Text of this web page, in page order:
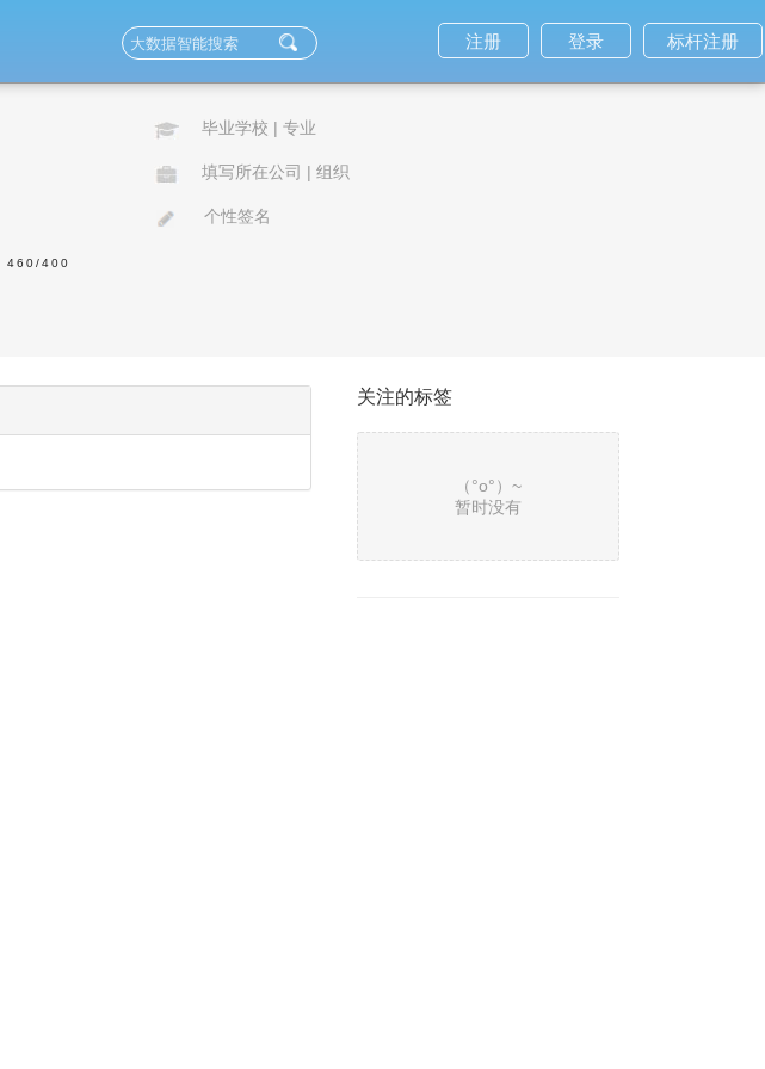
标杆注册
登录
注册
460/400
毕业学校 | 专业
填写所在公司 | 组织
个性签名
关注的标签
（°ο°）~
暂时没有